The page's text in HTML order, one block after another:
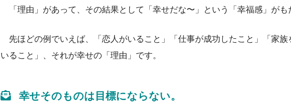
「理由」があって、その結果として「幸せだな〜」という「幸福感」がも
先ほどの例でいえば、「恋人がいること」「仕事が成功したこと」「家族
いること」、それが幸せの「理由」です。
幸せそのものは目標にならない。